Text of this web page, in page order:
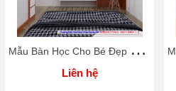
M
ẫu Bàn Học Cho Bé Đẹp Rẻ Home 3D
Liên hệ